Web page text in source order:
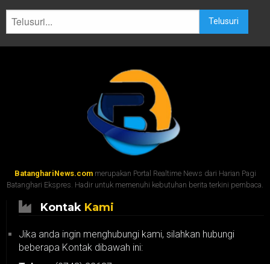
Telusuri
BatanghariNews.commerupakan Portal Realtime News dari Harian Pagi
Batanghari Ekspres. Hadir untuk memenuhi kebutuhan berita terkini pembaca.
Kontak Kami
Jika anda ingin menghubungi kami, silahkan hubungi
beberapa Kontak dibawah ini: